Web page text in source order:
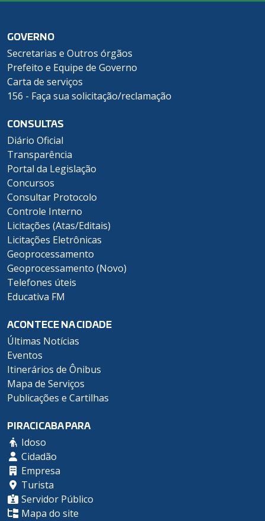
GOVERNO
Secretarias e Outros órgãos
Prefeito e Equipe de Governo
Carta de serviços
156 - Faça sua solicitação/reclamação
CONSULTAS
Diário Oficial
Transparência
Portal da Legislação
Concursos
Consultar Protocolo
Controle Interno
Licitações (Atas/Editais)
Licitações Eletrônicas
Geoprocessamento
Geoprocessamento (Novo)
Telefones úteis
Educativa FM
ACONTECE NA CIDADE
Últimas Notícias
Eventos
Itinerários de Ônibus
Mapa de Serviços
Publicações e Cartilhas
PIRACICABA PARA
Idoso
Cidadão
Empresa
Turista
Servidor Público
Mapa do site